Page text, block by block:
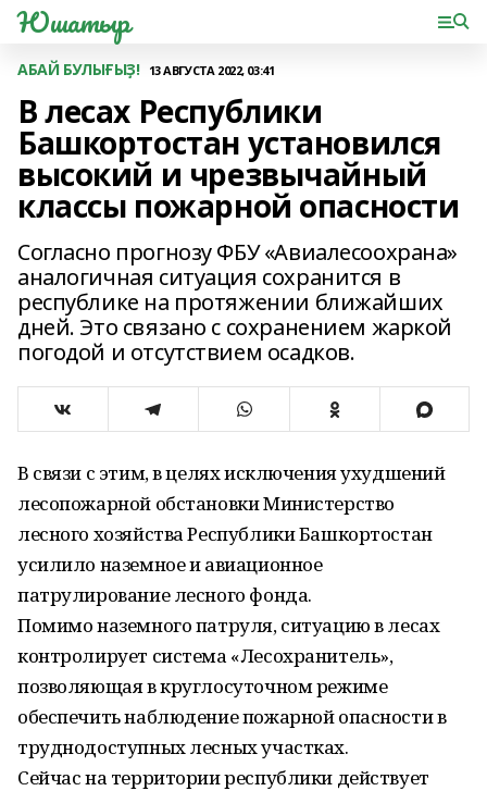
Юшатыр
АБАЙ БУЛЫҒЫҘ! 13 АВГУСТА 2022, 03:41
В лесах Республики
Башкортостан установился
высокий и чрезвычайный
классы пожарной опасности
Согласно прогнозу ФБУ «Авиалесоохрана»
аналогичная ситуация сохранится в
республике на протяжении ближайших
дней. Это связано с сохранением жаркой
погодой и отсутствием осадков.
В связи с этим, в целях исключения ухудшений
лесопожарной обстановки Министерство
лесного хозяйства Республики Башкортостан
усилило наземное и авиационное
патрулирование лесного фонда.
Помимо наземного патруля, ситуацию в лесах
контролирует система «Лесохранитель»,
позволяющая в круглосуточном режиме
обеспечить наблюдение пожарной опасности в
труднодоступных лесных участках.
Сейчас на территории республики действует